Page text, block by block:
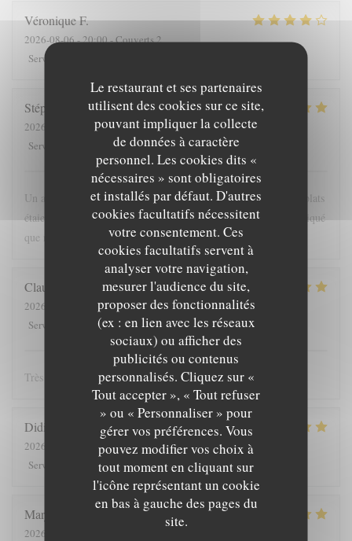
Le restaurant et ses partenaires
utilisent des cookies sur ce site,
pouvant impliquer la collecte
de données à caractère
personnel. Les cookies dits «
nécessaires » sont obligatoires
et installés par défaut. D'autres
cookies facultatifs nécessitent
votre consentement. Ces
cookies facultatifs servent à
analyser votre navigation,
mesurer l'audience du site,
proposer des fonctionnalités
(ex : en lien avec les réseaux
sociaux) ou afficher des
publicités ou contenus
personnalisés. Cliquez sur «
Tout accepter », « Tout refuser
» ou « Personnaliser » pour
gérer vos préférences. Vous
pouvez modifier vos choix à
tout moment en cliquant sur
l'icône représentant un cookie
en bas à gauche des pages du
site.
VéroniqueF
2026-08-06- 20:00 - Couverts 2
Service
Stéphanie
2026-08-07
- 12:30 - Couverts 3
Service
Ambiance :5/5 Cuisine :5/5 Qualité / Prix
Un accueil chaleureux, des explications claires et précises. Les plats
étaient succulents, et un service rapide, puisque nous avions indiqué
que nous avions un train à prendre, merci pour ce moment.
Claude
2026-08-07
- 12:45 - Couverts 2
Service
Ambiance:5/5 Cuisine: 5/5 Qualité / Prix
Très bon accueil et très bon repas
Didier
2026-08-08
- 20:30 - Couverts 6
Service
Ambiance:5/5 Cuisine :5/5 Qualité / Prix
Marjolaine
2026-08-08